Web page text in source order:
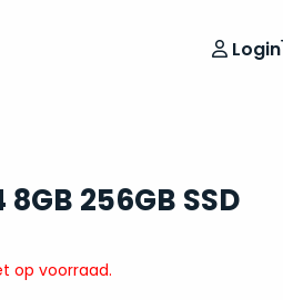
Login
256GB SSD
op voorraad.